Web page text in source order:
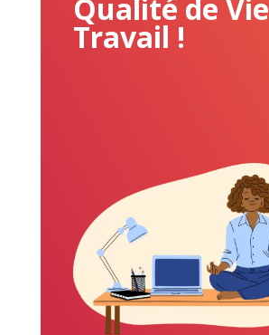
Qualité de
Travail !